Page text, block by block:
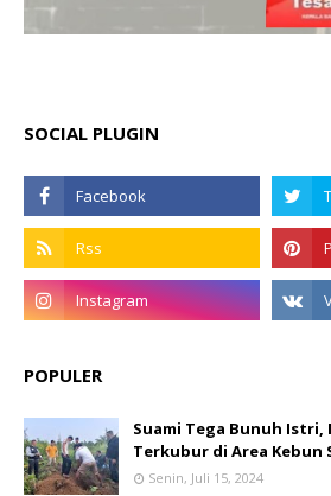
SOCIAL PLUGIN
POPULER
Suami Tega Bunuh
Terkubur di Area Kebun
Senin, Juli 15, 2024